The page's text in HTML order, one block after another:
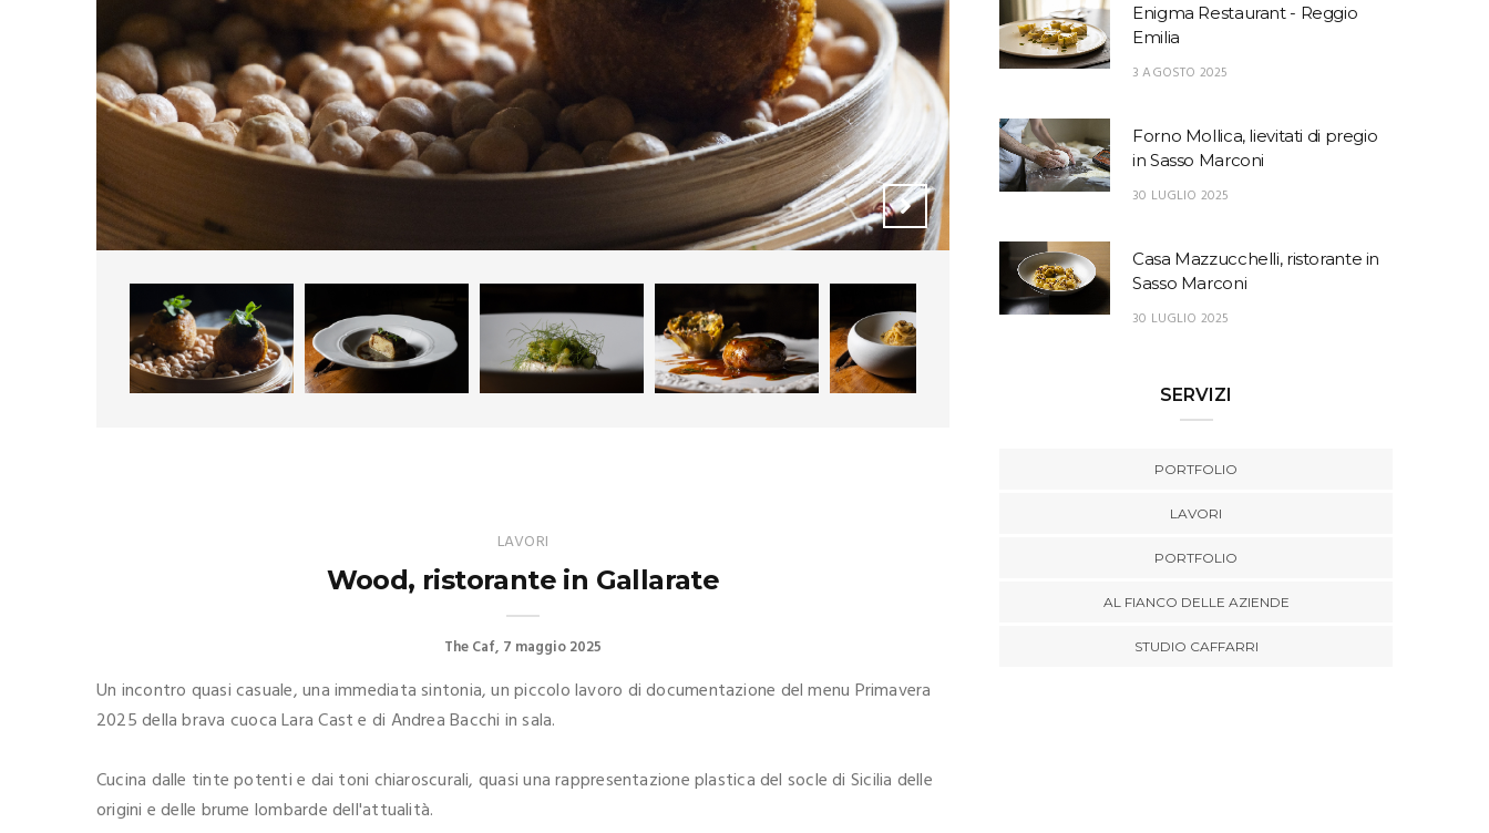
LAVORI
Wood, ristorante in Gallarate
The Caf 7 maggio 2025
Un incontro quasi casuale, una immediata sintonia, un piccolo lavoro di documentazione del menu Primavera
2025 della brava cuoca Lara Cast e di Andrea Bacchi in sala.
Cucina dalle tinte potenti e dai toni chiaroscurali, quasi una rappresentazione plastica del socle di Sicilia delle
origini e delle brume lombarde dell'attualità.
Enigma Restaurant - Reggio
Emilia
3 AGOSTO 2025
Forno Mollica, lievitati di pregio
in Sasso Marconi
30 LUGLIO 2025
Casa Mazzucchelli, ristorante in
Sasso Marconi
30 LUGLIO 2025
SERVIZI
PORTFOLIO
LAVORI
PORTFOLIO
AL FIANCO DELLE AZIENDE
STUDIO CAFFARRI